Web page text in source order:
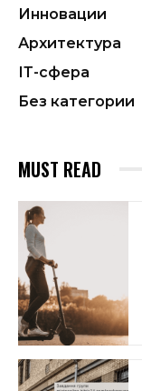
Инновации
Архитектура
ІТ-сфера
Без категории
MUST READ